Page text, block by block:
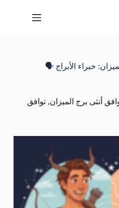
خبراء الأبراج 🗣️
أنثى برج الميزان, توافق